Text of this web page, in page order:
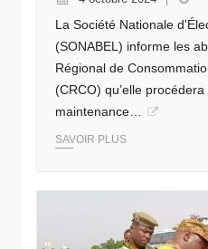
La Société Nationale
(SONABEL) informe les
Régional de
(CRCO) qu’elle
maintenance…
SAVOIR PLUS